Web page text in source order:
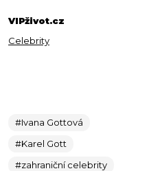
VIPživot.cz
Celebrity
#Ivana Gottová
#Karel Gott
#zahraniční celebrity